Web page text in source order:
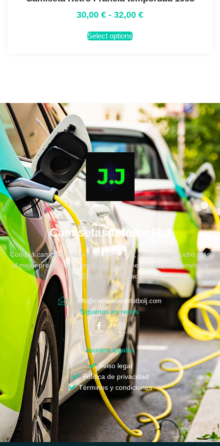
30,00 € - 32,00 €
Select options
CamisetasdefutbolJ.J
Compra camisetas de Fútbol, NBA, NFL, chandals y mucho más
al mejor precio, con la mejor atención personalizada y envíos a
toda España e internacional.
info@camisetasdefutbolj.com
Síguenos en redes:
Asuntos legales
Aviso legal
Política de privacidad
Términos y condiciones